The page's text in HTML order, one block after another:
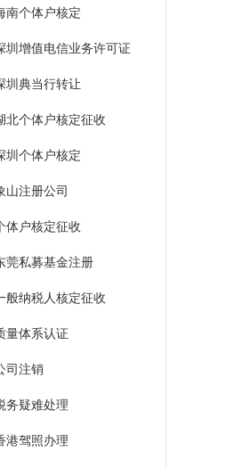
南个体户核定
圳增值电信业务许可证
圳典当行转让
北个体户核定征收
圳个体户核定
山注册公司
体户核定征收
莞私募基金注册
般纳税人核定征收
量体系认证
司注销
务疑难处理
港驾照办理